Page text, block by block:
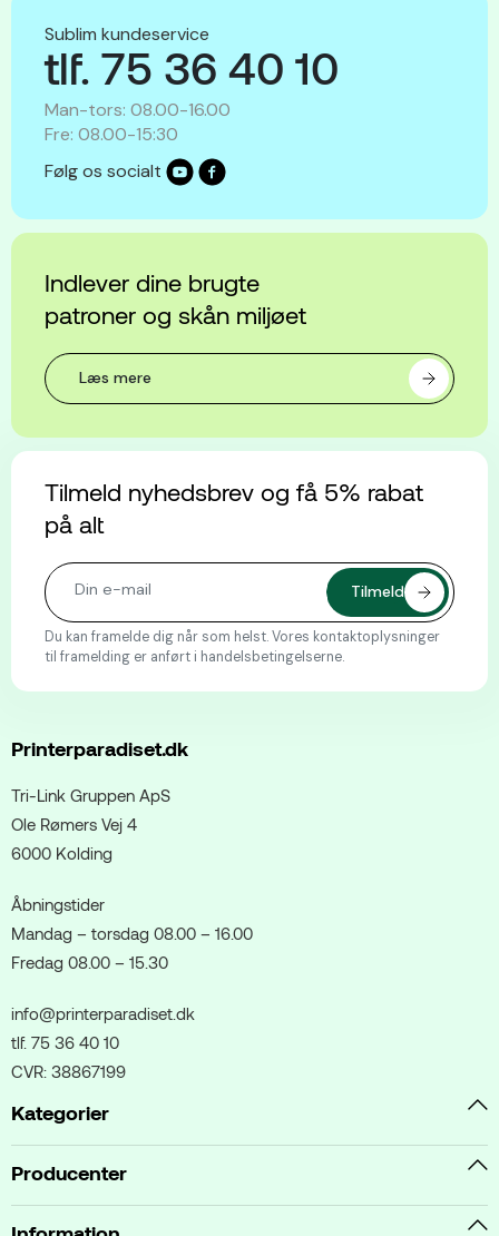
Sublim kundeservice
tlf. 75 36 40 10
Man-tors: 08.00-16.00
Fre: 08.00-15:30
Følg os socialt
Indlever dine brugte
patroner og skån miljøet
Læs mere
Tilmeld nyhedsbrev og få 5% rabat
på alt
Du kan framelde dig når som helst. Vores kontaktoplysninger
til framelding er anført i handelsbetingelserne.
Printerparadiset.dk
Tri-Link Gruppen ApS
Ole Rømers Vej 4
6000 Kolding
Åbningstider
Mandag – torsdag 08.00 – 16.00
Fredag 08.00 – 15.30
info@printerparadiset.dk
tlf. 75 36 40 10
CVR: 38867199
Kategorier
Producenter